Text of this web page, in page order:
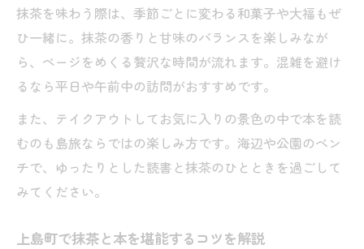
抹茶を味わう際は、季節ごとに変わる和菓子や大福もぜ
ひ一緒に。抹茶の香りと甘味のバランスを楽しみなが
ら、ページをめくる贅沢な時間が流れます。混雑を避け
るなら平日や午前中の訪問がおすすめです。
また、テイクアウトしてお気に入りの景色の中で本を読
むのも島旅ならではの楽しみ方です。海辺や公園のベン
チで、ゆったりとした読書と抹茶のひとときを過ごして
みてください。
上島町で抹茶と本を堪能するコツを解説